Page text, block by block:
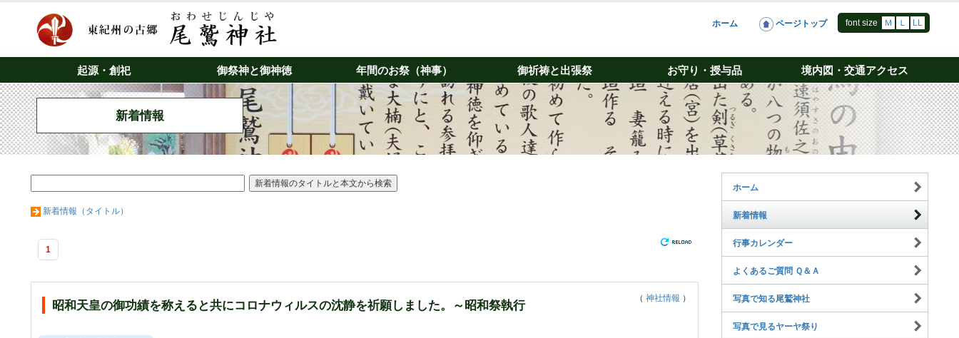
ホーム ページトップ font size Ｍ Ｌ LL
起源・創祀 御祭神と御神徳 年間のお祭（神事） 御祈祷と出張祭 お守り・授与品 境内図・交通アクセス
新着情報
新着情報（タイトル）
1
昭和天皇の御功績を称えると共にコロナウィルスの沈静を祈願しました。～昭和祭執行 （ 神社情報 ）
ホーム
新着情報
行事カレンダー
よくあるご質問 Ｑ＆Ａ
写真で知る尾鷲神社
写真で見るヤーヤ祭り